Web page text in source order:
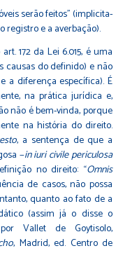
serão feitos” (implicita-
registro e a averbação).
da Lei 6.015, é uma
causas do definido) e não
a diferença específica). É
na prática jurídica e,
não é bem-vinda, porque
na história do direito.
, a sentença de que a
−in iuri civile periculosa
no direito: “Omnis
de casos, não possa
quanto ao fato de a
(assim já o disse o
Vallet de Goytisolo,
, Madrid, ed. Centro de